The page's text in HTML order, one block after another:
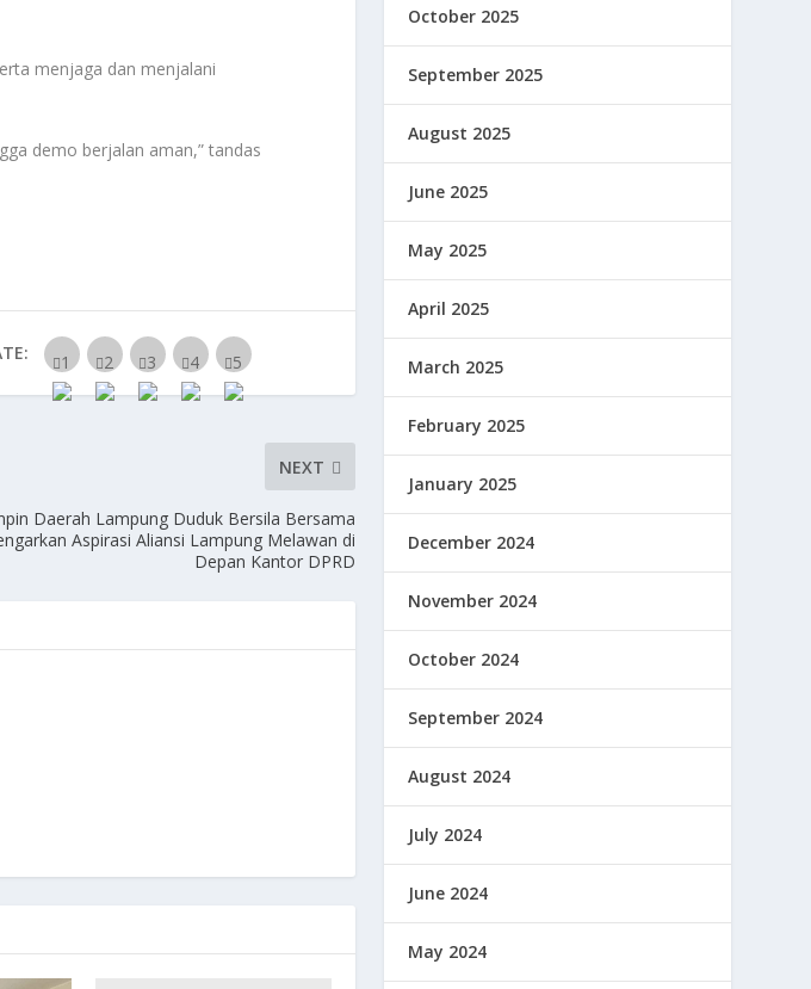
menjaga dan menjalani
demo berjalan aman,” tandas
NEXT
Daerah Lampung Duduk Bersila Bersama
Aspirasi Aliansi Lampung Melawan di
Depan Kantor DPRD
October 2025
September 2025
August 2025
June 2025
May 2025
April 2025
March 2025
February 2025
January 2025
December 2024
November 2024
October 2024
September 2024
August 2024
July 2024
June 2024
May 2024